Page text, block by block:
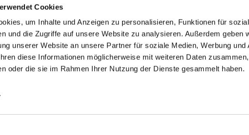
Cookies
um Inhalte und Anzeigen zu personalisieren, Funktionen für
und die Zugriffe auf unsere Website zu analysieren. Außerdem geben
unserer Website an unsere Partner für soziale Medien, Werbung und
diese Informationen möglicherweise mit weiteren Daten
oder die sie im Rahmen Ihrer Nutzung der Dienste gesammelt haben.
Unternehmen
Über uns
Service
Downloads
Kontakt
Tel.: (+43) 07221 63430